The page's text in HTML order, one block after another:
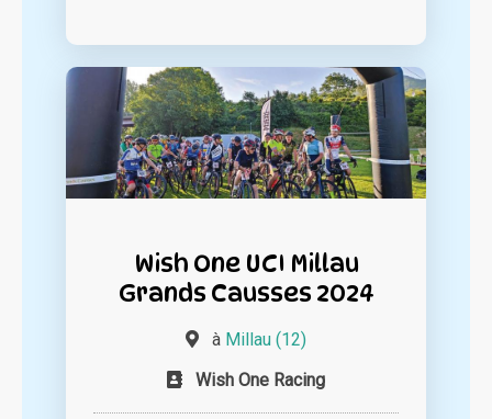
Wish One UCI Millau
Grands Causses 2024
à Millau (12)
Wish One Racing